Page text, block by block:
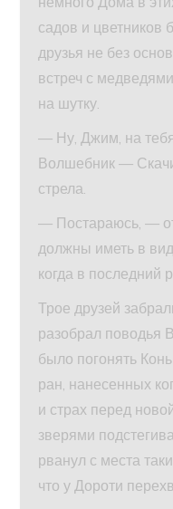
садов и
друзья не без
встреч с
на шутку.
— Ну, Джим, на
Волшебник —
стрела.
— Постараюсь, —
должны иметь в
когда в последний
Трое друзей
разобрал поводья
было погонять
ран, нанесенных
и страх перед
зверями
рванул с места
что у Дороти